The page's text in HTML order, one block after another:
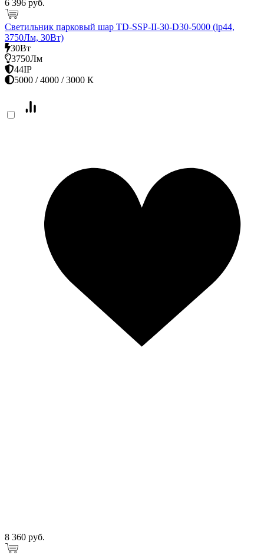
6 396 руб.
Светильник парковый шар TD-SSP-II-30-D30-5000 (ip44,
3750Лм, 30Вт)
30Вт
3750Лм
44IP
5000 / 4000 / 3000 К
8 360 руб.